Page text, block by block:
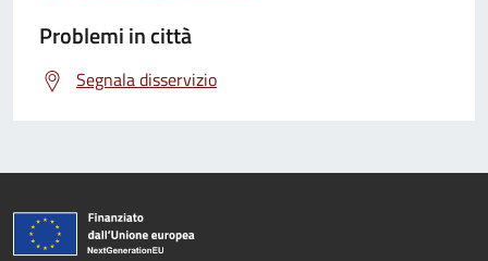
Problemi in città
Segnala disservizio